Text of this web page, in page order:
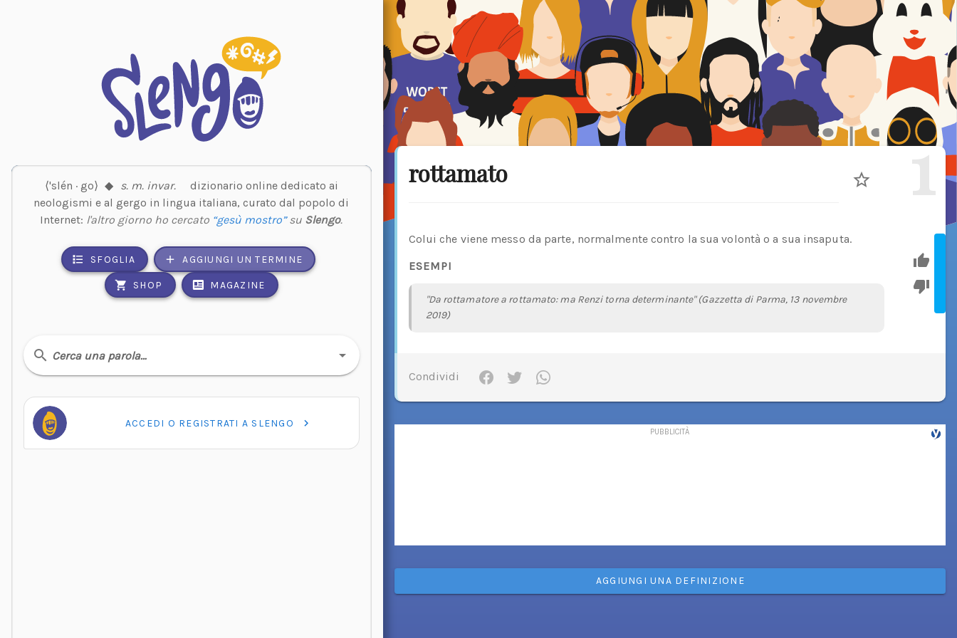
⟨'slén · go⟩ ◆ s. m. invar.
dizionario online dedicato ai
neologismi e al gergo in lingua italiana, curato dal popolo di
Internet: l'altro giorno ho cercato “gesù mostro”su Slengo.
SFOGLIA AGGIUNGI UN TERMINE
SHOP MAGAZINE
Cerca una parola…
ACCEDI O REGISTRATI A SLENGO
rottamato 1
Colui che viene messo da parte, normalmente contro la sua volontà o a sua insaputa.
ESEMPI
"Da rottamatore a rottamato: ma Renzi torna determinante" (Gazzetta di Parma, 13 novembre
2019)
Condividi
AGGIUNGI UNA DEFINIZIONE